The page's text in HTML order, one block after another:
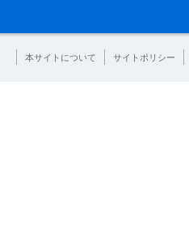
本サイトについて サイトポリシー